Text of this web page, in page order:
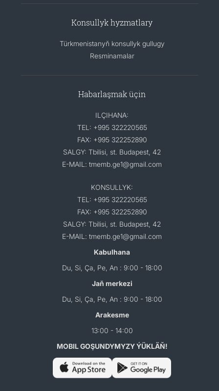
Konsullyk hyzmatlary
Türkmenistanyň konsullyk gullugy
Resminamalar
Habarlaşmak üçin
ILÇIHANA:
TEL: +995 322220565
FAX: +995 322252890
SALGY: Tbilisi, st. Budapest, 42
E-MAIL: tmemb.ge1@gmail.com
KONSULLYK:
TEL: +995 322220565
FAX: +995 322252890
SALGY: Tbilisi, st. Budapest, 42
E-MAIL: tmemb.ge1@gmail.com
Kabulhana
Du, Si, Ça, Pe, An : 9:00 - 18:00
Jaň merkezi
Du, Si, Ça, Pe, An : 9:00 - 18:00
Arakesme
13:00 - 14:00
MOBIL GOŞUNDYMYZY ÝÜKLÄŇ!